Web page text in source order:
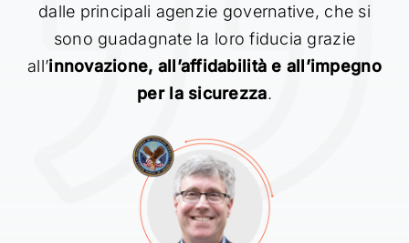
dalle principali agenzie governative, che si
sono guadagnate la loro fiducia grazie
all’innovazione, all’affidabilità e all’impegno
per la sicurezza.